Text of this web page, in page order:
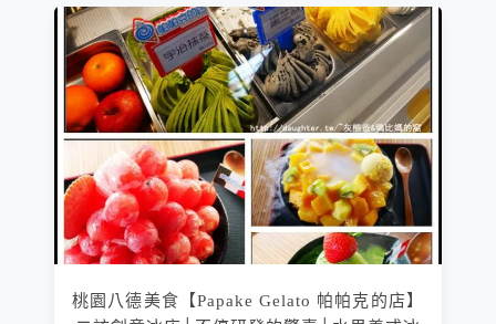
桃園八德美食【Papake Gelato 帕帕克的店】